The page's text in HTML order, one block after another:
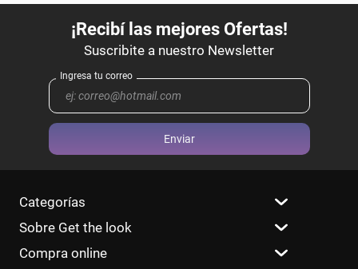
Enviar
Categorías
Sobre Get the look
Compra online